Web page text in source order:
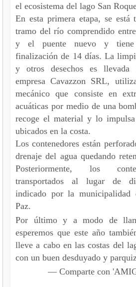
el ecosistema del lago San
En esta primera etapa, se está
tramo del río comprendido
y el puente nuevo y
finalización de 14 días. La
y otros desechos es
empresa Cavazzon SRL,
mecánico que consiste en
acuáticas por medio de una
recoge el material y lo impulsa
ubicados en la costa.
Los contenedores están
drenaje del agua quedando
Posteriormente, los
transportados al lugar de
indicado por la
Paz.
Por último y a modo de
esperemos que este año
lleve a cabo en las costas del
con un buen desduyado y
— Comparte con